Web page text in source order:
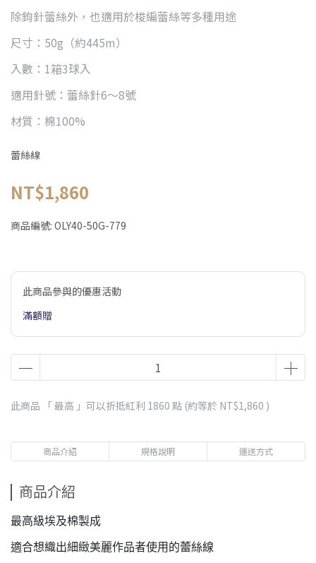
除鉤針蕾絲外，也適用於梭編蕾絲等多種用途
尺寸：50g（約445m）
入數：1箱3球入
適用針號：蕾絲針6～8號
材質：棉100%
蕾絲線
NT$1,860
商品編號: OLY40-50G-779
此商品參與的優惠活動
滿額贈
此商品 「 最高 」可以折抵紅利 1860 點 (約等於 NT$1,860 )
商品介紹 規格說明 運送方式
商品介紹
最高級埃及棉製成
適合想織出細緻美麗作品者使用的蕾絲線